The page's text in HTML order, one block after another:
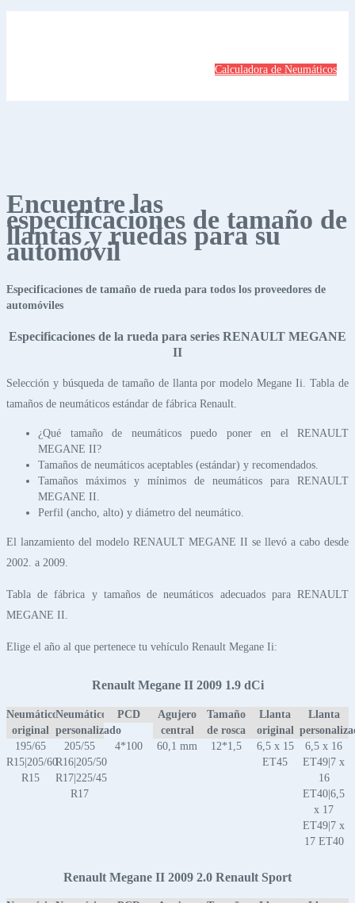
Calculadora de Neumáticos
Encuentre las
especificaciones de tamaño de
llantas y ruedas para su
automóvil
Especificaciones de tamaño de rueda para todos los proveedores de
automóviles
Especificaciones de la rueda para series RENAULT MEGANE
II
Selección y búsqueda de tamaño de llanta por modelo Megane Ii. Tabla de
tamaños de neumáticos estándar de fábrica Renault.
¿Qué tamaño de neumáticos puedo poner en el RENAULT
MEGANE II?
Tamaños de neumáticos aceptables (estándar) y recomendados.
Tamaños máximos y mínimos de neumáticos para RENAULT
MEGANE II.
Perfil (ancho, alto) y diámetro del neumático.
El lanzamiento del modelo RENAULT MEGANE II se llevó a cabo desde
2002. a 2009.
Tabla de fábrica y tamaños de neumáticos adecuados para RENAULT
MEGANE II.
Elige el año al que pertenece tu vehículo Renault Megane Ii:
Renault Megane II 2009 1.9 dCi
Neumático
original
Neumático
personalizado
PCD
Agujero
central
Tamaño
de rosca
Llanta
original
Llanta
195/65
R15|205/60
R15
205/55
R16|205/50
R17|225/45
R17
4*100 60,1 mm 12*1,5
6,5 x 15
ET45
6,5 x 16
ET49|7 x
16
ET40|6,5
x 17
ET49|7 x
17 ET40
Renault Megane II 2009 2.0 Renault Sport